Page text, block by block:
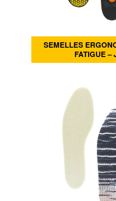
SEMELLES
FATIGUE –